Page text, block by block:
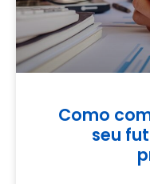
Como
seu